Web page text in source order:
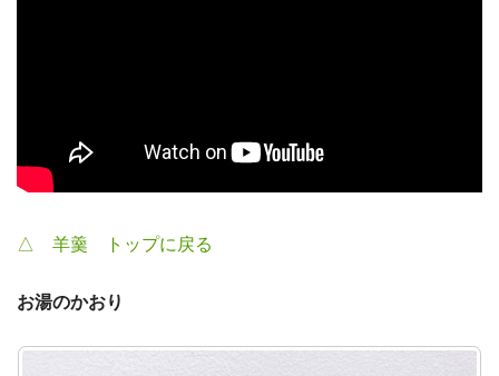
△ 羊羹 トップに戻る
お湯のかおり